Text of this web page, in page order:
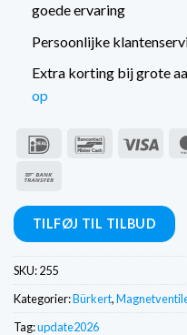
goede ervaring
Persoonlijke
Extra korting bij grote
op
IDeal Bancontact
TILFØJ TIL TILBUD
SKU:255
Kategorier:Bürkert,
Tag:update2026